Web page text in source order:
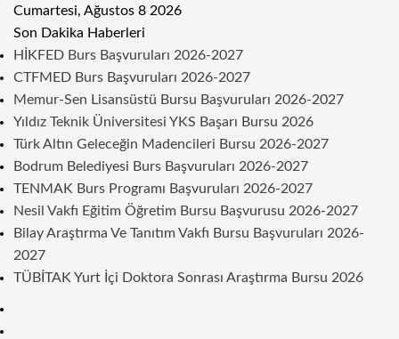
Cumartesi, Ağustos 8 2026
Son Dakika Haberleri
HİKFED Burs Başvuruları 2026-2027
CTFMED Burs Başvuruları 2026-2027
Memur-Sen Lisansüstü Bursu Başvuruları 2026-2027
Yıldız Teknik Üniversitesi YKS Başarı Bursu 2026
Türk Altın Geleceğin Madencileri Bursu 2026-2027
Bodrum Belediyesi Burs Başvuruları 2026-2027
TENMAK Burs Programı Başvuruları 2026-2027
Nesil Vakfı Eğitim Öğretim Bursu Başvurusu 2026-2027
Bilay Araştırma Ve Tanıtım Vakfı Bursu Başvuruları 2026-
2027
TÜBİTAK Yurt İçi Doktora Sonrası Araştırma Bursu 2026